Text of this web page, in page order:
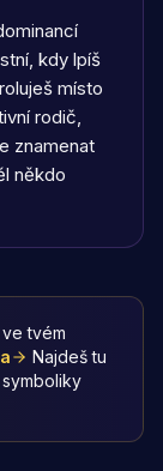
kdy lpíš
místo
rodič,
znamenat
někdo
tvém
Najdeš tu